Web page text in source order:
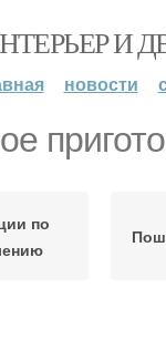
И
новости
по